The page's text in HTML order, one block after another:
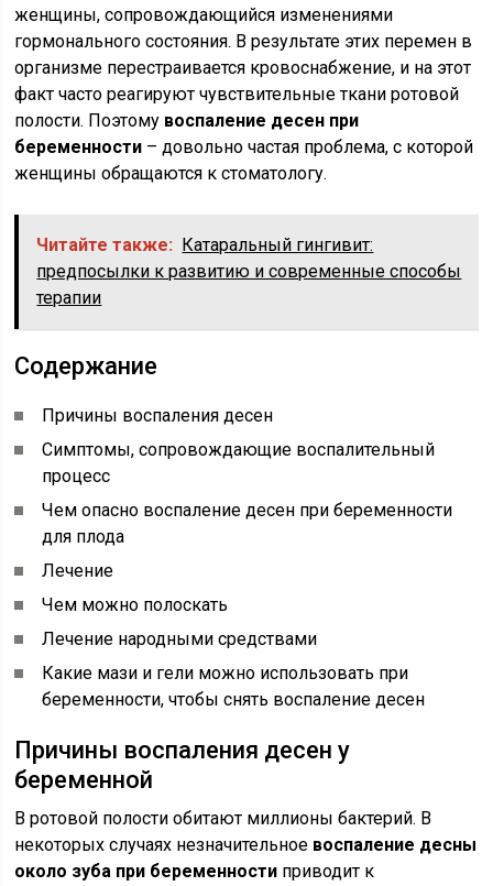
женщины, сопровождающийся изменениями
гормонального состояния. В результате этих перемен в
организме перестраивается кровоснабжение, и на этот
факт часто реагируют чувствительные ткани ротовой
полости. Поэтому воспаление десен при
беременности – довольно частая проблема, с которой
женщины обращаются к стоматологу.
Читайте также: Катаральный гингивит:
предпосылки к развитию и современные способы
терапии
Содержание
Причины воспаления десен
Симптомы, сопровождающие воспалительный
процесс
Чем опасно воспаление десен при беременности
для плода
Лечение
Чем можно полоскать
Лечение народными средствами
Какие мази и гели можно использовать при
беременности, чтобы снять воспаление десен
Причины воспаления десен у
беременной
В ротовой полости обитают миллионы бактерий. В
некоторых случаях незначительное воспаление десны
около зуба при беременности приводит к